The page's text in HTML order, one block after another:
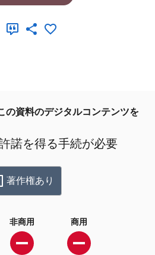
の資料のデジタルコンテンツを
諾を得る手続が必要
著作権あり
非商用 商用